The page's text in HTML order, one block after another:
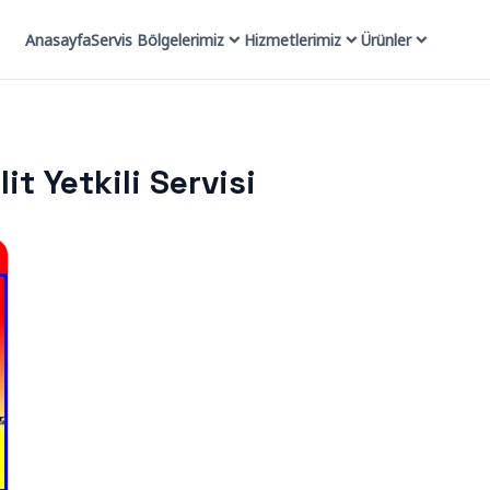
AnasayfaServis Bölgelerimiz Hizmetlerimiz Ürünler
Yetkili Servisi